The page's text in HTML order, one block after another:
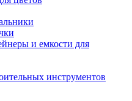
и емкости для
инструментов